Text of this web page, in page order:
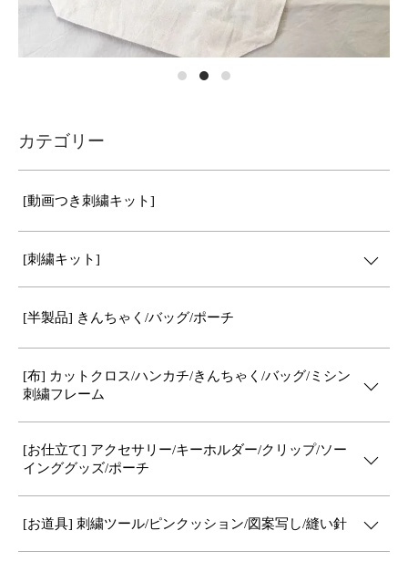
カテゴリー
[動画つき刺繍キット]
[刺繍キット]
[半製品] きんちゃく/バッグ/ポーチ
[布] カットクロス/ハンカチ/きんちゃく/バッグ/ミシン
刺繍フレーム
[お仕立て] アクセサリー/キーホルダー/クリップ/ソー
インググッズ/ポーチ
[お道具] 刺繍ツール/ピンクッション/図案写し/縫い針